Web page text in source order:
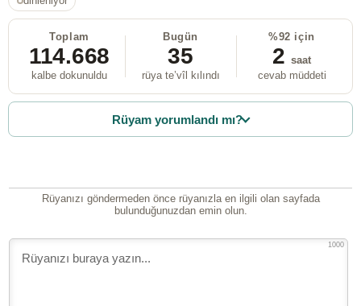
Toplam
114.668
kalbe dokunuldu
Bugün
35
rüya te’vîl kılındı
%92 için
2 saat
cevab müddeti
Rüyam yorumlandı mı?
Rüyanızı göndermeden önce rüyanızla en ilgili olan sayfada
bulunduğunuzdan emin olun.
1000